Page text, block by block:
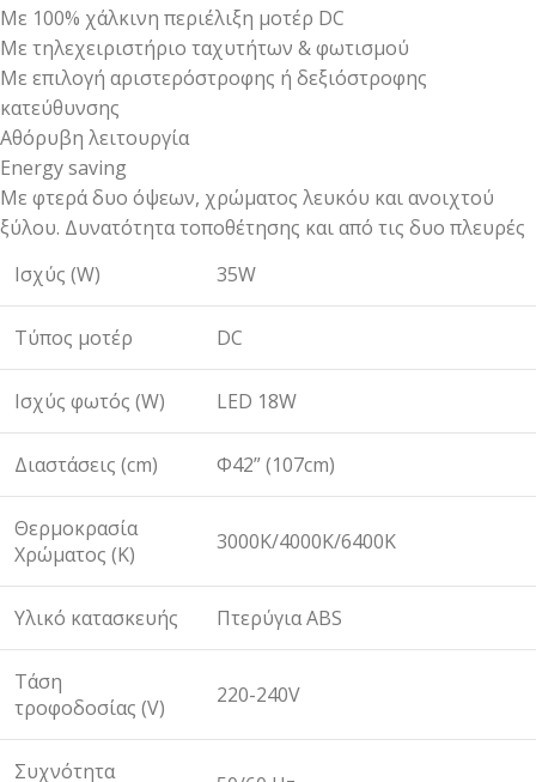
Με 100% χάλκινη περιέλιξη μοτέρ DC
Με τηλεχειριστήριο ταχυτήτων & φωτισμού
Με επιλογή αριστερόστροφης ή δεξιόστροφης
κατεύθυνσης
Αθόρυβη λειτουργία
Energy saving
Με φτερά δυο όψεων, χρώματος λευκόυ και ανοιχτού
ξύλου. Δυνατότητα τοποθέτησης και από τις δυο πλευρές
Ισχύς (W)
35W
Τύπος μοτέρ DC
Ισχύς φωτός (W) LED 18W
Διαστάσεις (cm) Φ42” (107cm)
Θερμοκρασία
Χρώματος (K)
3000K/4000K/6400K
Υλικό κατασκευής Πτερύγια ΑΒS
Τάση
τροφοδοσίας (V)
220-240V
Συχνότητα